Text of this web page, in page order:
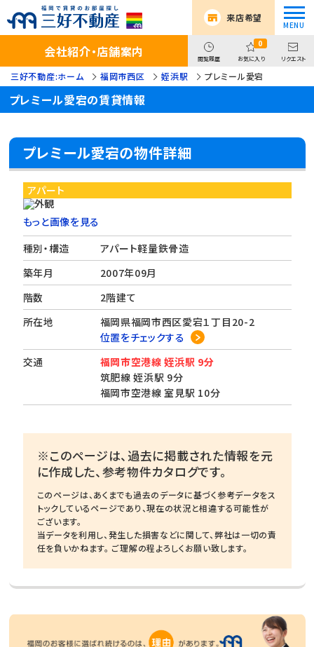
来店希望
会社紹介・店舗案内 閲覧履歴
0
お気に入り リクエスト
三好不動産:ホーム 福岡市西区 姪浜駅 プレミール愛宕
プレミール愛宕の賃貸情報
プレミール愛宕の物件詳細
アパート
もっと画像を見る
種別・構造
アパート軽量鉄骨造
築年月
2007年09月
階数
2階建て
所在地
福岡県福岡市西区愛宕１丁目20-2
位置をチェックする
交通
福岡市空港線 姪浜駅 9分
筑肥線 姪浜駅 9分
福岡市空港線 室見駅 10分
※このページは、過去に掲載された情報を元
に作成した、参考物件カタログです。
このページは、あくまでも過去のデータに基づく参考データをス
トックしているページであり、現在の状況と相違する可能性が
ございます。
当データを利用し、発生した損害などに関して、弊社は一切の責
任を負いかねます。 ご理解の程よろしくお願い致します。